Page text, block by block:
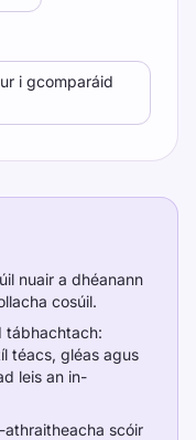
i gcomparáid
nuair a dhéanann
cosúil.
tábhachtach:
téacs, gléas agus
leis an in-
scóir